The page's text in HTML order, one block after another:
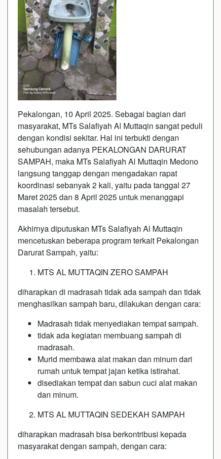
Pekalongan, 10 April 2025. Sebagai bagian dari
masyarakat, MTs Salafiyah Al Muttaqin sangat peduli
dengan kondisi sekitar. Hal ini terbukti dengan
sehubungan adanya PEKALONGAN DARURAT
SAMPAH, maka MTs Salafiyah Al Muttaqin Medono
langsung tanggap dengan mengadakan rapat
koordinasi sebanyak 2 kali, yaitu pada tanggal 27
Maret 2025 dan 8 April 2025 untuk menanggapi
masalah tersebut.
Akhirnya diputuskan MTs Salafiyah Al Muttaqin
mencetuskan beberapa program terkait Pekalongan
Darurat Sampah, yaitu:
MTS AL MUTTAQIN ZERO SAMPAH
diharapkan di madrasah tidak ada sampah dan tidak
menghasilkan sampah baru, dilakukan dengan cara:
Madrasah tidak menyediakan tempat sampah.
tidak ada kegiatan membuang sampah di
madrasah.
Murid membawa alat makan dan minum dari
rumah untuk tempat jajan ketika istirahat.
disediakan tempat dan sabun cuci alat makan
dan minum.
MTS AL MUTTAQIN SEDEKAH SAMPAH
diharapkan madrasah bisa berkontribusi kepada
masyarakat dengan sampah, dengan cara: